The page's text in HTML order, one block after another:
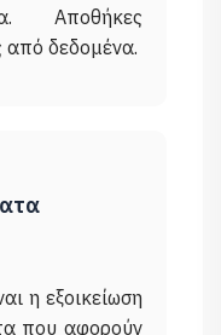
Αποθήκες
η εξοικείωση
που αφορούν